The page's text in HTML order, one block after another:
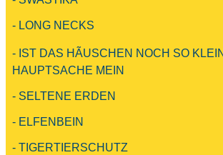
- LONG NECKS
- IST DAS HÃUSCHEN NOCH SO
HAUPTSACHE MEIN
- SELTENE ERDEN
- ELFENBEIN
- TIGERTIERSCHUTZ